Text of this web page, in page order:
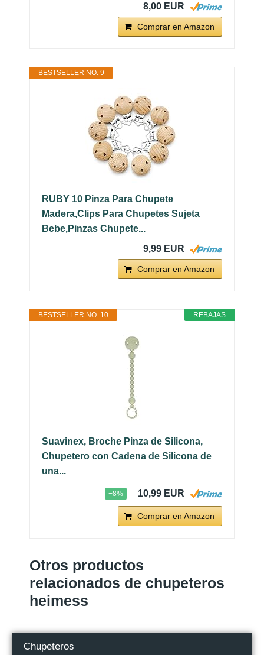
8,00 EUR
Comprar en Amazon
BESTSELLER NO. 9
RUBY 10 Pinza Para Chupete
Madera,Clips Para Chupetes Sujeta
Bebe,Pinzas Chupete...
9,99 EUR
Comprar en Amazon
REBAJAS
BESTSELLER NO. 10
Suavinex, Broche Pinza de Silicona,
Chupetero con Cadena de Silicona de
una...
−8% 10,99 EUR
Comprar en Amazon
Otros productos
relacionados de chupeteros
heimess
Chupeteros